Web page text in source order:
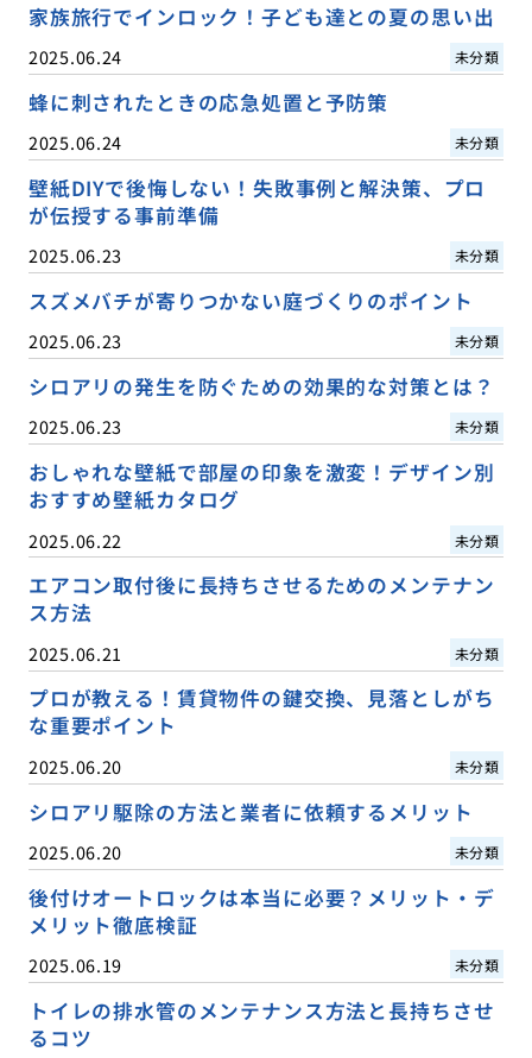
家族旅行でインロック！子ども達との夏の思い出
2025.06.24 未分類
蜂に刺されたときの応急処置と予防策
2025.06.24 未分類
壁紙DIYで後悔しない！失敗事例と解決策、プロ
が伝授する事前準備
2025.06.23 未分類
スズメバチが寄りつかない庭づくりのポイント
2025.06.23 未分類
シロアリの発生を防ぐための効果的な対策とは？
2025.06.23 未分類
おしゃれな壁紙で部屋の印象を激変！デザイン別
おすすめ壁紙カタログ
2025.06.22 未分類
エアコン取付後に長持ちさせるためのメンテナン
ス方法
2025.06.21 未分類
プロが教える！賃貸物件の鍵交換、見落としがち
な重要ポイント
2025.06.20 未分類
シロアリ駆除の方法と業者に依頼するメリット
2025.06.20 未分類
後付けオートロックは本当に必要？メリット・デ
メリット徹底検証
2025.06.19 未分類
トイレの排水管のメンテナンス方法と長持ちさせ
るコツ